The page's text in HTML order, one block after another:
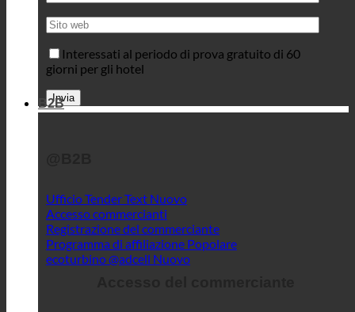
Interessati al periodo di prova gratuito di 60
giorni per gli hotel
B2B
Ufficio Tender Text
Accesso commercianti
Registrazione del commerciante
Programma di affiliazione
ecoturbino @adcell